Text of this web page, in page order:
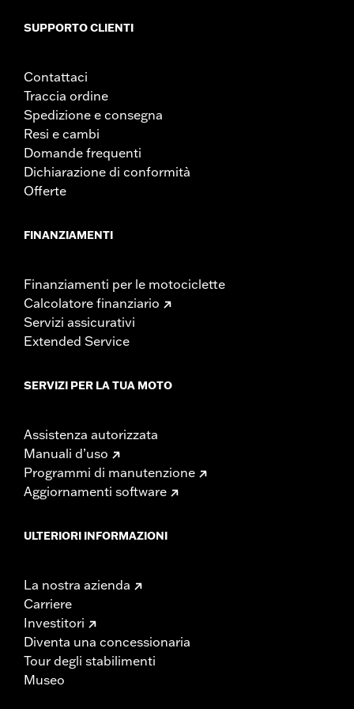
SUPPORTO CLIENTI
Contattaci
Traccia ordine
Spedizione e consegna
Resi e cambi
Domande frequenti
Dichiarazione di conformità
Offerte
FINANZIAMENTI
Finanziamenti per le motociclette
Calcolatore finanziario
Servizi assicurativi
Extended Service
SERVIZI PER LA TUA MOTO
Assistenza autorizzata
Manuali d’uso
Programmi di manutenzione
Aggiornamenti software
ULTERIORI INFORMAZIONI
La nostra azienda
Carriere
Investitori
Diventa una concessionaria
Tour degli stabilimenti
Museo